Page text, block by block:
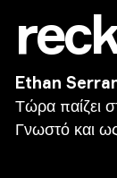
reck
Ethan
Τώρα παίζει
Γνωστό και